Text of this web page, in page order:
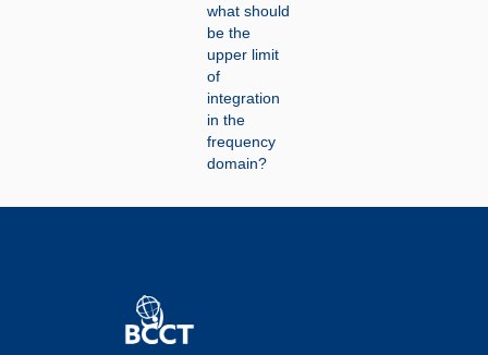
what should
be the
upper limit
of
integration
in the
frequency
domain?